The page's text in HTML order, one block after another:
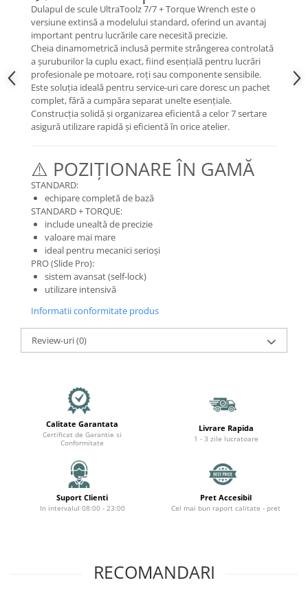
Unelte & truse
Adezivi & pastă termoconductoare
Rulouri de nichel
Tuburi termocontractabile
Șuruburi / kituri prindere
Publicitate & elemente expo
Dulapul de scule UltraToolz 7/7 + Torque Wrench este o
versiune extinsă a modelului standard, oferind un avantaj
important pentru lucrările care necesită precizie.
Cheia dinamometrică inclusă permite strângerea controlată
a șuruburilor la cuplu exact, fiind esențială pentru lucrări
profesionale pe motoare, roți sau componente sensibile.
Este soluția ideală pentru service-uri care doresc un pachet
complet, fără a cumpăra separat unelte esențiale.
Construcția solidă și organizarea eficientă a celor 7 sertare
asigură utilizare rapidă și eficientă în orice atelier.
⚠️ POZIȚIONARE ÎN GAMĂ
STANDARD:
echipare completă de bază
STANDARD + TORQUE:
include unealtă de precizie
valoare mai mare
ideal pentru mecanici serioși
PRO (Slide Pro):
sistem avansat (self-lock)
utilizare intensivă
Informatii conformitate produs
Review-uri(0)
Calitate Garantata
Certificat de Garantie si
Conformitate
Livrare Rapida
1 - 3 zile lucratoare
Suport Clienti
In intervalul 08:00 - 23:00
Pret Accesibil
Cel mai bun raport calitate - pret
RECOMANDARI